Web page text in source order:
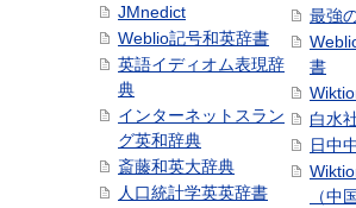
JMnedict
Weblio記号和英辞書
英語イディオム表現辞
典
インターネットスラン
グ英和辞典
斎藤和英大辞典
人口統計学英英辞書
最強
書
白水
日中
（中